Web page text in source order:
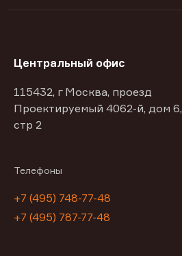
Центральный офис
115432, г Москва, проезд
Проектируемый 4062-й, дом 6,
стр 2
Телефоны
+7 (495) 748-77-48
+7 (495) 787-77-48